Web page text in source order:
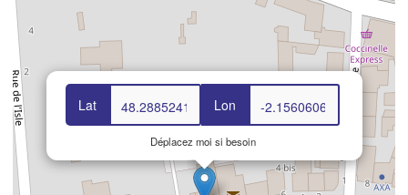
Lat Lon
Déplacez moi si besoin